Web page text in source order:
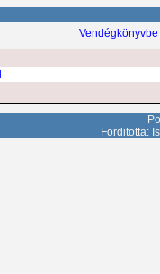
Forditotta: